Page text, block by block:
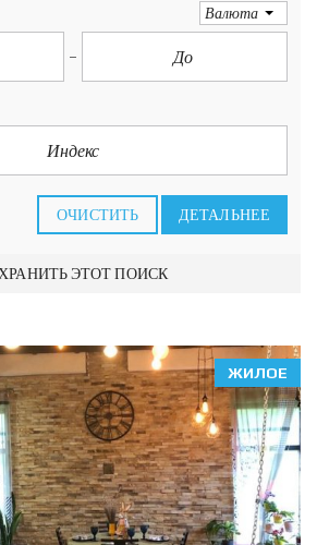
Валюта
ОЧИСТИТЬ ДЕТАЛЬНЕЕ
ЭТОТ ПОИСК
ЖИЛОЕ